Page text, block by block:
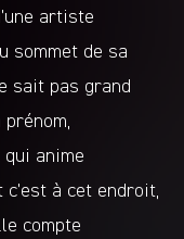
artiste
sommet de sa
sait pas grand
qui anime
à cet endroit,
compte